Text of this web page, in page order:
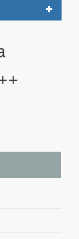
Toggle